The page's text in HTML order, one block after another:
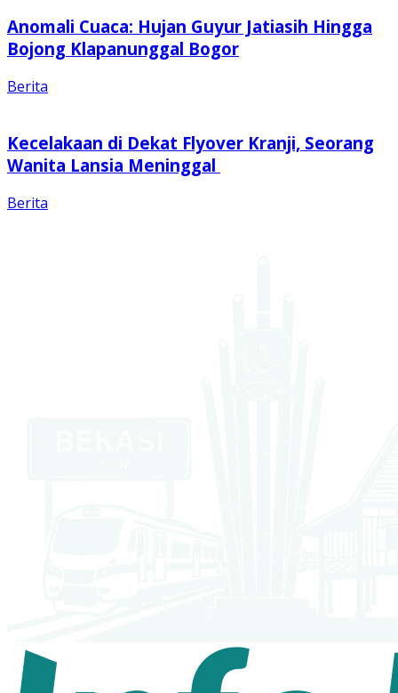
Anomali Cuaca: Hujan Guyur Jatiasih Hingga
Bojong Klapanunggal Bogor
Berita
Kecelakaan di Dekat Flyover Kranji, Seorang
Wanita Lansia Meninggal
Berita